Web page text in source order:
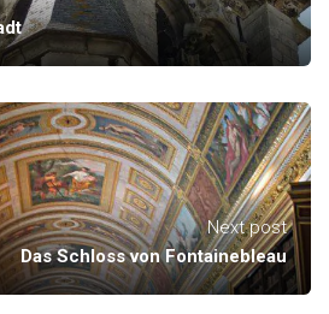
Next post
Das Schloss von Fontainebleau